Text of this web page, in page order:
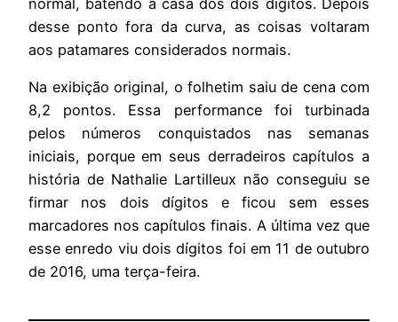
normal, batendo a casa dos dois dígitos. Depois
desse ponto fora da curva, as coisas voltaram
aos patamares considerados normais.
Na exibição original, o folhetim saiu de cena com
8,2 pontos. Essa performance foi turbinada
pelos números conquistados nas semanas
iniciais, porque em seus derradeiros capítulos a
história de Nathalie Lartilleux não conseguiu se
firmar nos dois dígitos e ficou sem esses
marcadores nos capítulos finais. A última vez que
esse enredo viu dois dígitos foi em 11 de outubro
de 2016, uma terça-feira.